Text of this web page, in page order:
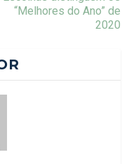
“Melhores do Ano” de
2020